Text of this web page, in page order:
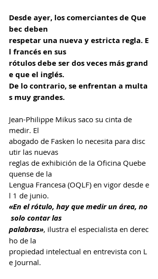
Desde ayer, los comerciantes de Que
bec deben
respetar una nueva y estricta regla. E
l francés en sus
rótulos debe ser dos veces más grand
e que el inglés.
De lo contrario, se enfrentan a multa
s muy grandes.
Jean-Philippe Mikus saco su cinta de
medir. El
abogado de Fasken lo necesita para disc
utir las nuevas
reglas de exhibición de la Oficina Quebe
quense de la
Lengua Francesa (OQLF) en vigor desde e
l 1 de junio.
«En el rótulo, hay que medir un área, no
solo contar las
palabras», ilustra el especialista en derec
ho de la
propiedad intelectual en entrevista con L
e Journal.